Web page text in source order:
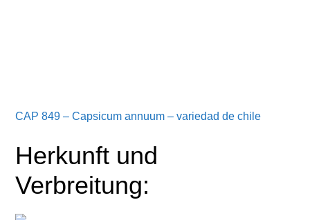
CAP 849 – Capsicum annuum – variedad de chile
Herkunft und
Verbreitung: